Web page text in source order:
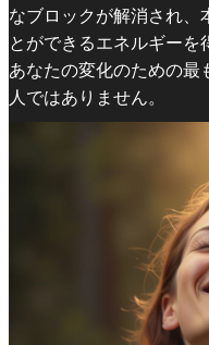
なブロックが解消され、
とができるエネルギーを
あなたの変化のための最
人ではありません。